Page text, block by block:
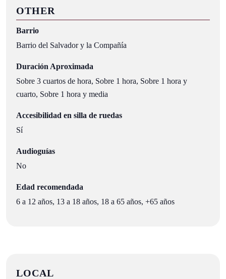
OTHER
Barrio
Barrio del Salvador y la Compañía
Duración Aproximada
Sobre 3 cuartos de hora, Sobre 1 hora, Sobre 1 hora y
cuarto, Sobre 1 hora y media
Accesibilidad en silla de ruedas
Sí
Audioguías
No
Edad recomendada
6 a 12 años, 13 a 18 años, 18 a 65 años, +65 años
LOCAL